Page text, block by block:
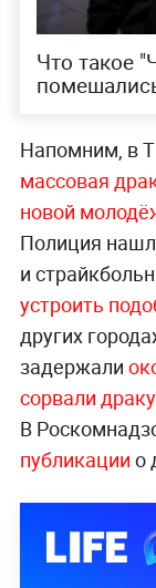
Что такое
Напомним, в
массовая
новой
Полиция
и
устроить
других
задержали
сорвали
В
публикации о